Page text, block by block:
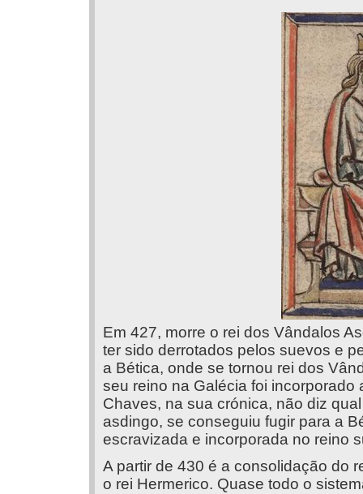
Em 427, morre o rei dos Vândalos
ter sido derrotados pelos suevos e
a Bética, onde se tornou rei dos
seu reino na Galécia foi
Chaves, na sua crónica, não diz
asdingo, se conseguiu fugir para a
escravizada e incorporada no reino
A partir de 430 é a consolidação do
o rei Hermerico. Quase todo o